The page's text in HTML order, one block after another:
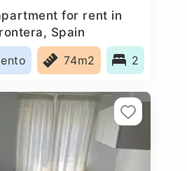
for rent in
Spain
74m2 2